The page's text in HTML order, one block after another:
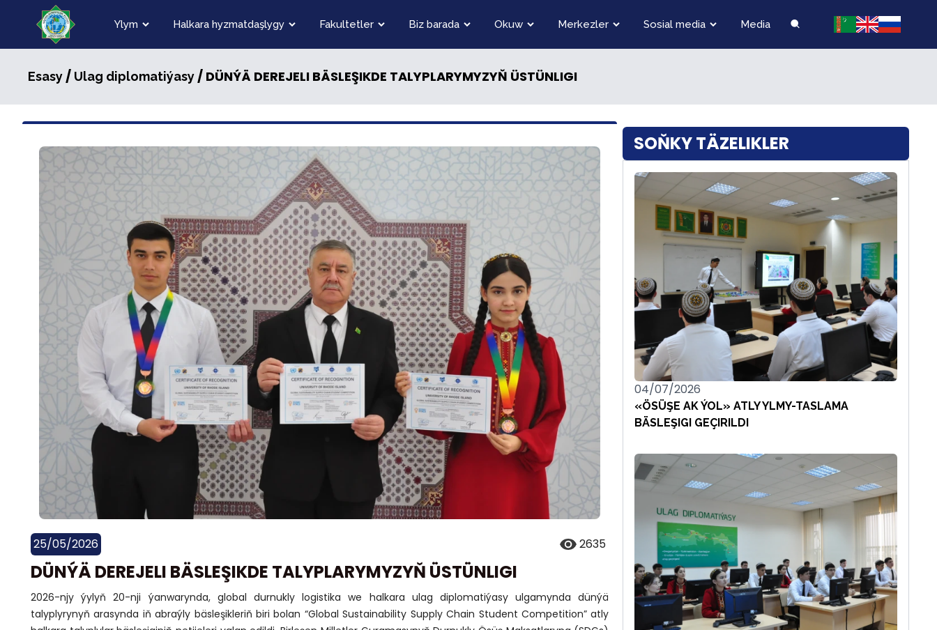
Ylym Halkara hyzmatdaşlygy Fakultetler Biz barada Okuw Merkezler Sosial media Media
Esasy/ Ulag diplomatiýasy/ DÜNÝÄ DEREJELI BÄSLEŞIKDE TALYPLARYMYZYŇ ÜSTÜNLIGI
25/05/2026 2635
DÜNÝÄ DEREJELI BÄSLEŞIKDE TALYPLARYMYZYŇ ÜSTÜNLIGI
2026-njy ýylyň 20-nji ýanwarynda, global durnukly logistika we halkara ulag diplomatiýasy ulgamynda dünýä
talyplyrynyň arasynda iň abraýly bäsleşikleriň biri bolan “Global Sustainability Supply Chain Student Competition” atly
SOŇKY TÄZELIKLER
04/07/2026
«ÖSÜŞE AK ÝOL» ATLY YLMY-TASLAMA
BÄSLEŞIGI GEÇIRILDI